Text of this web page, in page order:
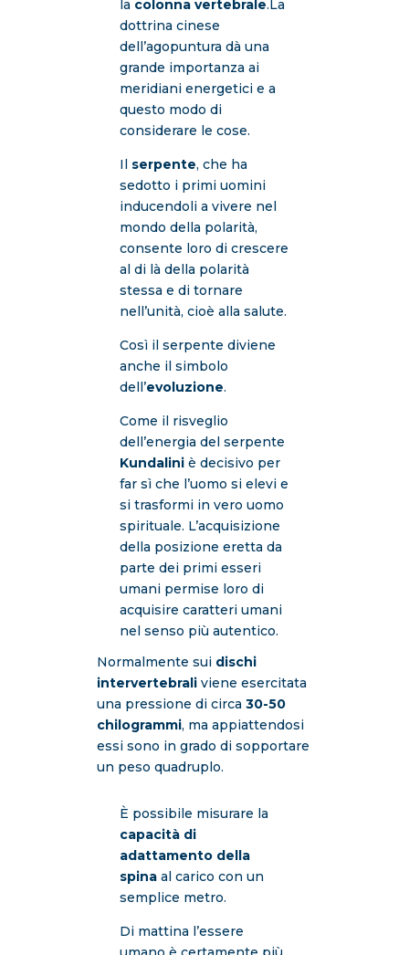
la colonna vertebrale.La
dottrina cinese
dell’agopuntura dà una
grande importanza ai
meridiani energetici e a
questo modo di
considerare le cose.
Ilserpente, che ha
sedotto i primi uomini
inducendoli a vivere nel
mondo della polarità,
consente loro di crescere
al di là della polarità
stessa e di tornare
nell’unità, cioè alla salute.
Così il serpente diviene
anche il simbolo
dell’evoluzione.
Come il risveglio
dell’energia del serpente
Kundaliniè decisivo per
far sì che l’uomo si elevi e
si trasformi in vero uomo
spirituale. L’acquisizione
della posizione eretta da
parte dei primi esseri
umani permise loro di
acquisire caratteri umani
nel senso più autentico.
Normalmente sui dischi
intervertebraliviene esercitata
una pressione di circa 30-50
chilogrammi, ma appiattendosi
essi sono in grado di sopportare
un peso quadruplo.
È possibile misurare la
capacità di
adattamento della
spinaal carico con un
semplice metro.
Di mattina l’essere